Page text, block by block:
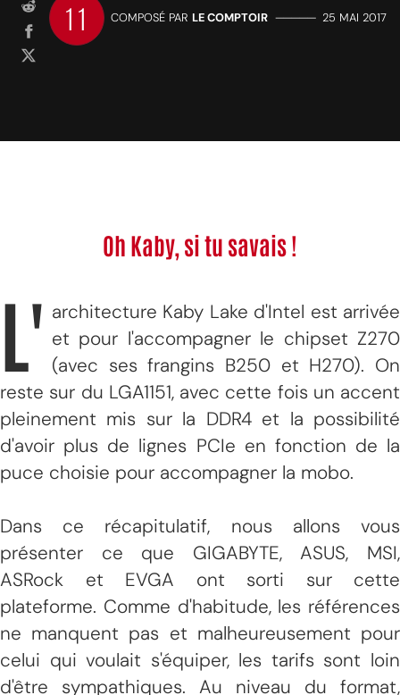
11 COMPOSÉ PAR LE COMPTOIR ————— 25 MAI 2017
Oh Kaby, si tu savais !
L' architecture Kaby Lake d'Intel est arrivée
et pour l'accompagner le chipset Z270
(avec ses frangins B250 et H270). On
reste sur du LGA1151, avec cette fois un accent
pleinement mis sur la DDR4 et la possibilité
d'avoir plus de lignes PCIe en fonction de la
puce choisie pour accompagner la mobo.
Dans ce récapitulatif, nous allons vous
présenter ce que GIGABYTE, ASUS, MSI,
ASRock et EVGA ont sorti sur cette
plateforme. Comme d'habitude, les références
ne manquent pas et malheureusement pour
celui qui voulait s'équiper, les tarifs sont loin
d'être sympathiques. Au niveau du format,